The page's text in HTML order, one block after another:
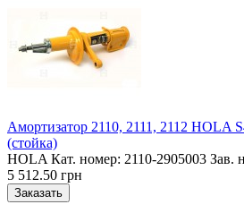
Амортизатор 2110, 2111, 2112 HOLA
(стойка)
HOLA Кат. номер: 2110-2905003 Зав.
5 512.50 грн